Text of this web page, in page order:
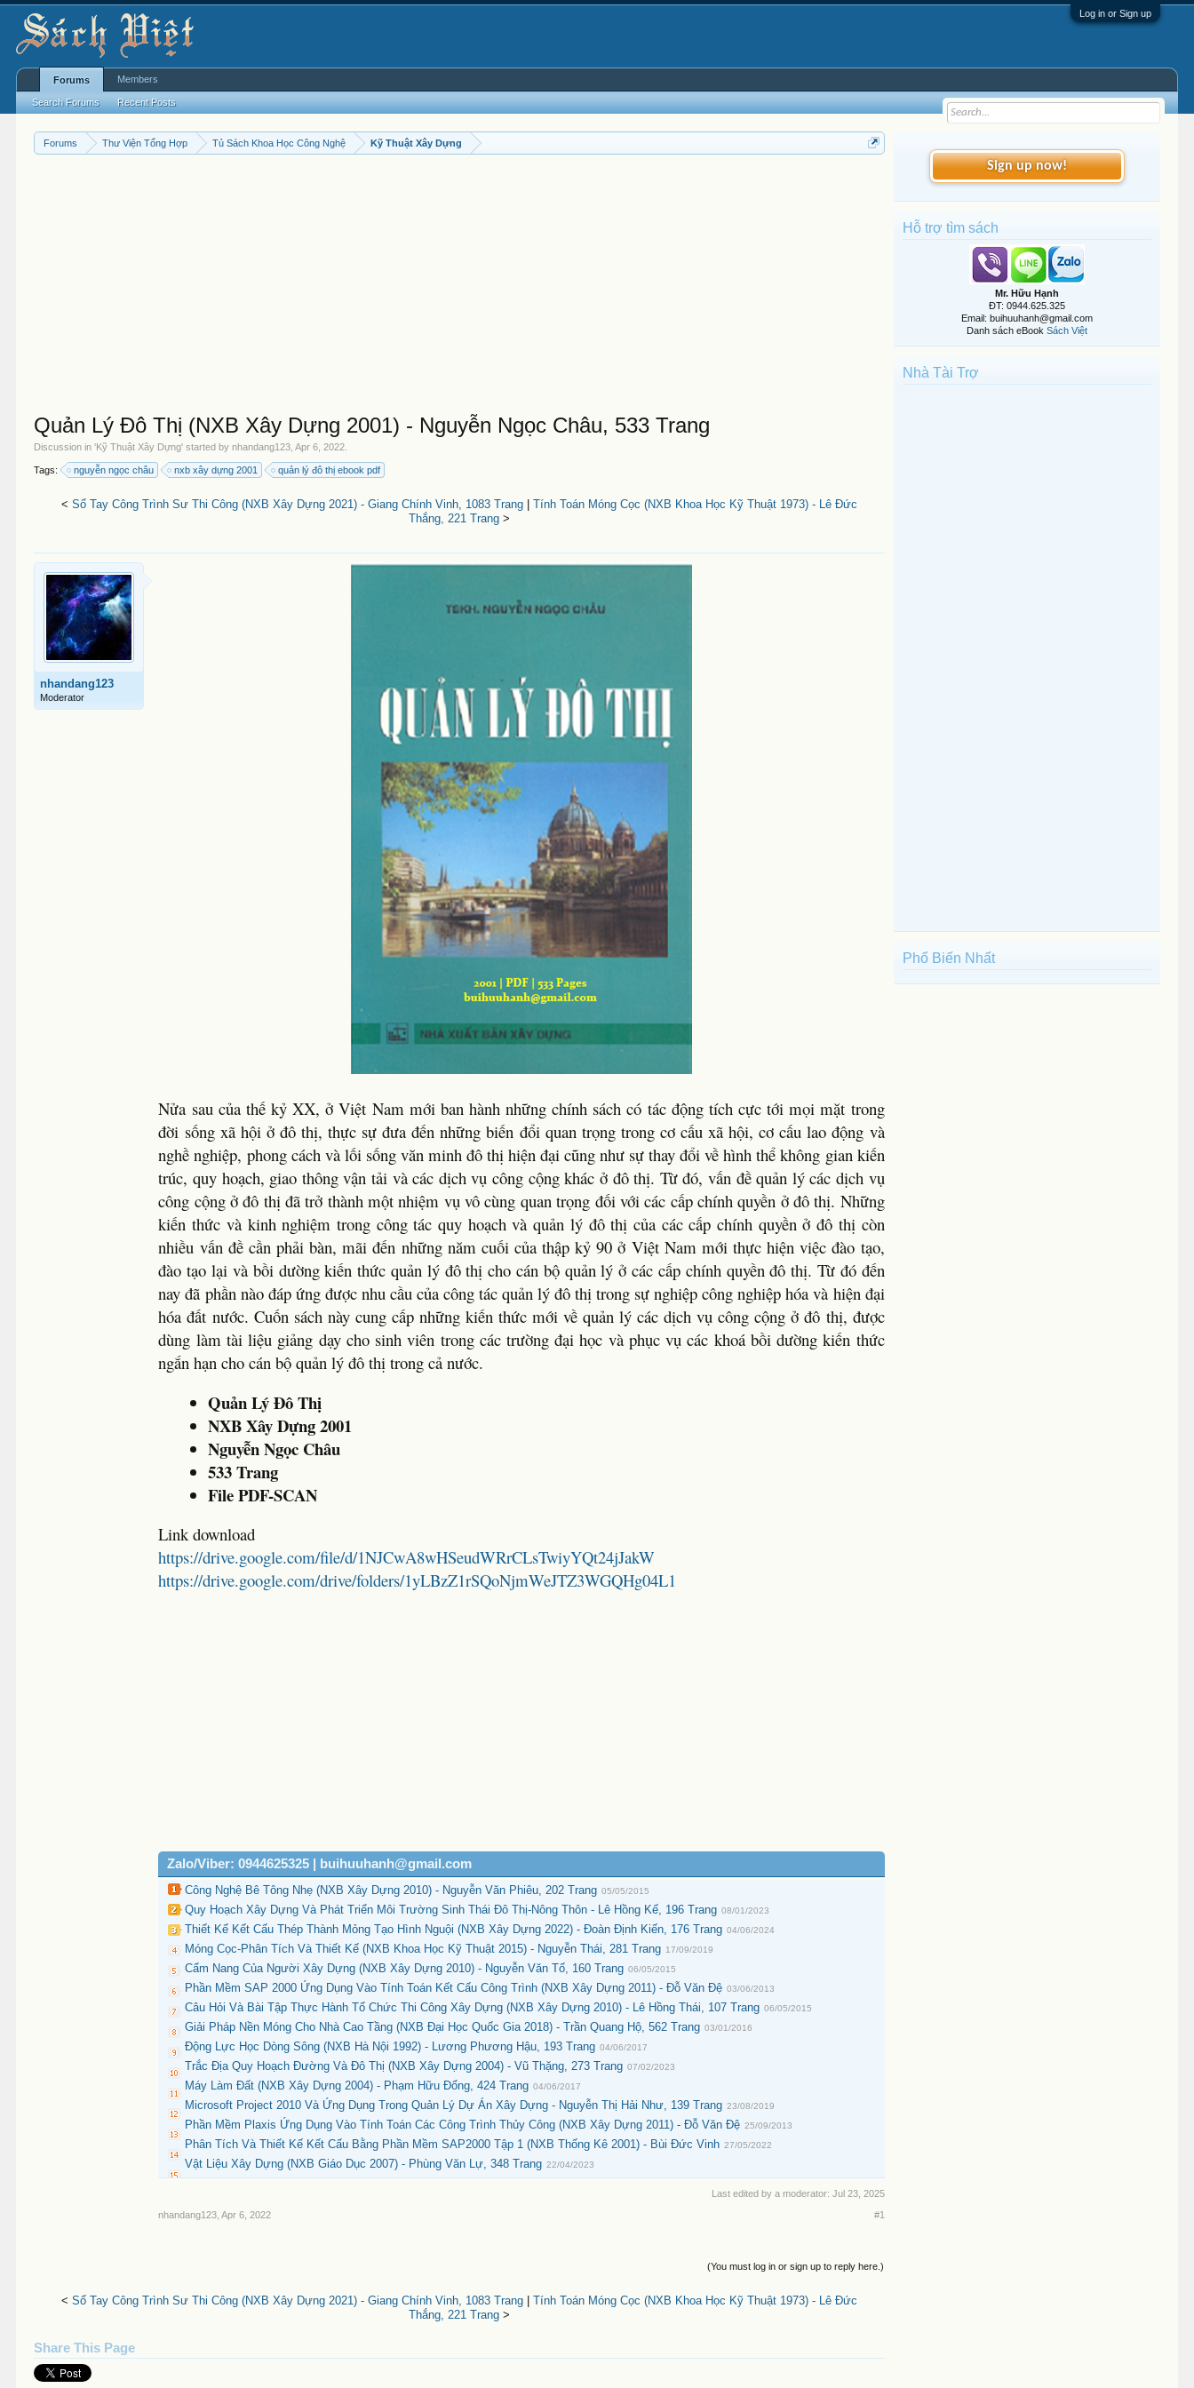
Log in or Sign up
Forums Thư Viện Tổng Hợp Tủ Sách Khoa Học Công Nghệ Kỹ Thuật Xây Dựng
Quản Lý Đô Thị (NXB Xây Dựng 2001) - Nguyễn Ngọc Châu, 533 Trang
Discussion in 'Kỹ Thuật Xây Dựng' started bynhandang123 ,Apr 6, 2022
Tags: nguyễn ngọc châu nxb xây dựng 2001 quản lý đô thị ebook pdf
< Sổ Tay Công Trình Sư Thi Công (NXB Xây Dựng 2021) - Giang Chính Vinh, 1083 Trang
Tính Toán Móng Cọc (NXB Khoa Học Kỹ Thuật 1973) - Lê Đức
Thắng, 221 Trang >
nhandang123
Moderator
Nửa sau của thế kỷ XX, ở Việt Nam mới ban hành những chính sách có tác động tích cực tới mọi mặt trong
đời sống xã hội ở đô thị, thực sự đưa đến những biến đổi quan trọng trong cơ cấu xã hội, cơ cấu lao động và
nghề nghiệp, phong cách và lối sống văn minh đô thị hiện đại cũng như sự thay đổi về hình thể không gian kiến
trúc, quy hoạch, giao thông vận tải và các dịch vụ công cộng khác ở đô thị. Từ đó, vấn đề quản lý các dịch vụ
công cộng ở đô thị đã trở thành một nhiệm vụ vô cùng quan trọng đối với các cấp chính quyền ở đô thị. Những
kiến thức và kinh nghiệm trong công tác quy hoạch và quản lý đô thị của các cấp chính quyền ở đô thị còn
nhiều vấn đề cần phải bàn, mãi đến những năm cuối của thập kỷ 90 ở Việt Nam mới thực hiện việc đào tạo,
đào tạo lại và bồi dường kiến thức quản lý đô thị cho cán bộ quản lý ở các cấp chính quyền đô thị. Từ đó đến
nay đã phần nào đáp ứng được nhu cầu của công tác quản lý đô thị trong sự nghiệp công nghiệp hóa và hiện đại
hóa đất nước. Cuốn sách này cung cấp những kiến thức mới về quản lý các dịch vụ công cộng ở đô thị, được
dùng làm tài liệu giảng dạy cho sinh viên trong các trường đại học và phục vụ các khoá bồi dường kiến thức
ngắn hạn cho cán bộ quản lý đô thị trong cả nước.
Quản Lý Đô Thị
NXB Xây Dựng 2001
Nguyễn Ngọc Châu
533 Trang
File PDF-SCAN
Link download
https://drive.google.com/file/d/1NJCwA8wHSeudWRrCLsTwiyYQt24jJakW
https://drive.google.com/drive/folders/1yLBzZ1rSQoNjmWeJTZ3WGQHg04L1
Zalo/Viber: 0944625325 | buihuuhanh@gmail.com
Công Nghệ Bê Tông Nhẹ (NXB Xây Dựng 2010) - Nguyễn Văn Phiêu, 202 Trang 05/05/2015
Quy Hoạch Xây Dựng Và Phát Triển Môi Trường Sinh Thái Đô Thị-Nông Thôn - Lê Hồng Kế, 196 Trang 08/01/2023
Thiết Kế Kết Cấu Thép Thành Mỏng Tạo Hình Nguội (NXB Xây Dựng 2022) - Đoàn Định Kiến, 176 Trang 04/06/2024
Móng Cọc-Phân Tích Và Thiết Kế (NXB Khoa Học Kỹ Thuật 2015) - Nguyễn Thái, 281 Trang 17/09/2019
Cẩm Nang Của Người Xây Dựng (NXB Xây Dựng 2010) - Nguyễn Văn Tố, 160 Trang 06/05/2015
Phần Mềm SAP 2000 Ứng Dụng Vào Tính Toán Kết Cấu Công Trình (NXB Xây Dựng 2011) - Đỗ Văn Đệ 03/06/2013
Câu Hỏi Và Bài Tập Thực Hành Tổ Chức Thi Công Xây Dựng (NXB Xây Dựng 2010) - Lê Hồng Thái, 107 Trang 06/05/2015
Giải Pháp Nền Móng Cho Nhà Cao Tầng (NXB Đại Học Quốc Gia 2018) - Trần Quang Hộ, 562 Trang 03/01/2016
Động Lực Học Dòng Sông (NXB Hà Nội 1992) - Lương Phương Hậu, 193 Trang 04/06/2017
Trắc Địa Quy Hoạch Đường Và Đô Thị (NXB Xây Dựng 2004) - Vũ Thặng, 273 Trang 07/02/2023
Máy Làm Đất (NXB Xây Dựng 2004) - Phạm Hữu Đổng, 424 Trang 04/06/2017
Microsoft Project 2010 Và Ứng Dụng Trong Quản Lý Dự Án Xây Dựng - Nguyễn Thị Hải Như, 139 Trang 23/08/2019
Phần Mềm Plaxis Ứng Dụng Vào Tính Toán Các Công Trình Thủy Công (NXB Xây Dựng 2011) - Đỗ Văn Đệ 25/09/2013
Phân Tích Và Thiết Kế Kết Cấu Bằng Phần Mềm SAP2000 Tập 1 (NXB Thống Kê 2001) - Bùi Đức Vinh 27/05/2022
Vật Liệu Xây Dựng (NXB Giáo Dục 2007) - Phùng Văn Lự, 348 Trang 22/04/2023
Last edited by a moderator: Jul 23, 2025
nhandang123 Apr 6, 2022 #1
(You must log in or sign up to reply here.)
< Sổ Tay Công Trình Sư Thi Công (NXB Xây Dựng 2021) - Giang Chính Vinh, 1083 Trang
Tính Toán Móng Cọc (NXB Khoa Học Kỹ Thuật 1973) - Lê Đức
Thắng, 221 Trang >
Share This Page
Sign up now!
Hỗ trợ tìm sách
Mr. Hữu Hạnh
ĐT: 0944.625.325
Email: buihuuhanh@gmail.com
Danh sách eBook Sách Việt
Nhà Tài Trợ
Phổ Biến Nhất
Forums
Search Forums Recent Posts
Members